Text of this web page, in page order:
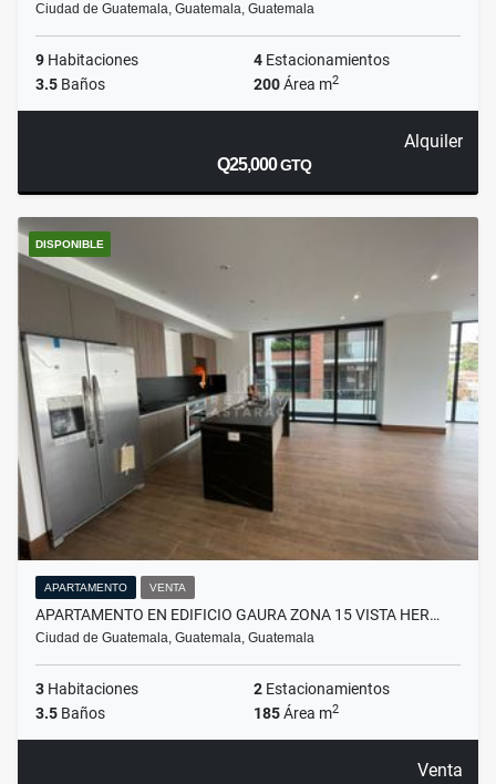
Ciudad de Guatemala, Guatemala, Guatemala
9 Habitaciones 4 Estacionamientos
3.5 Baños 200Área m2
Alquiler
Q25,000GTQ
DISPONIBLE
APARTAMENTO VENTA
APARTAMENTO EN EDIFICIO GAURA ZONA 15 VISTA HER…
Ciudad de Guatemala, Guatemala, Guatemala
3 Habitaciones 2 Estacionamientos
3.5 Baños 185Área m2
Venta